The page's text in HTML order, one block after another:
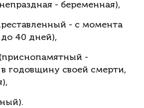
- беременная),
- с момента
40 дней),
-
годовщину своей смерти,